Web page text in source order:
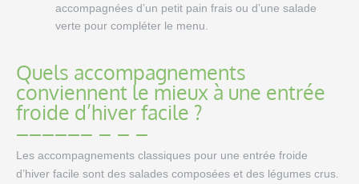
accompagnées d’un petit pain frais ou d’une salade
verte pour compléter le menu.
Quels accompagnements
conviennent le mieux à une entrée
froide d’hiver facile ?
Les accompagnements classiques pour une entrée froide
d’hiver facile sont des salades composées et des légumes crus.